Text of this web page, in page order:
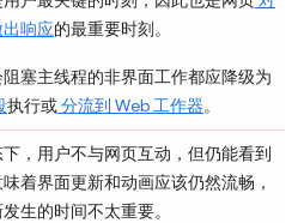
响应的最重要时刻。
塞主线程的非界面工作都应降级为
执行或分流到 Web 工作器。
，用户不与网页互动，但仍能看到
着界面更新和动画应该仍然流畅，
生的时间不太重要。